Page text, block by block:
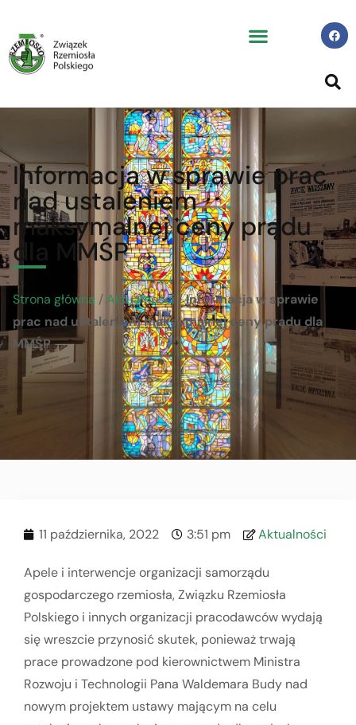
Informacja w sprawie prac
nad ustaleniem
maksymalnej ceny prądu
dla MMŚP
Strona główna /Aktualności /Informacja w sprawie
prac nad ustaleniem maksymalnej ceny prądu dla
MMŚP
11 października, 2022 3:51 pm Aktualności
Apele i interwencje organizacji samorządu
gospodarczego rzemiosła, Związku Rzemiosła
Polskiego i innych organizacji pracodawców wydają
się wreszcie przynosić skutek, ponieważ trwają
prace prowadzone pod kierownictwem Ministra
Rozwoju i Technologii Pana Waldemara Budy nad
nowym projektem ustawy mającym na celu